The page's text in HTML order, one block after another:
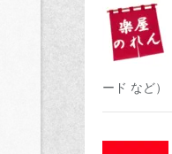
ード など）